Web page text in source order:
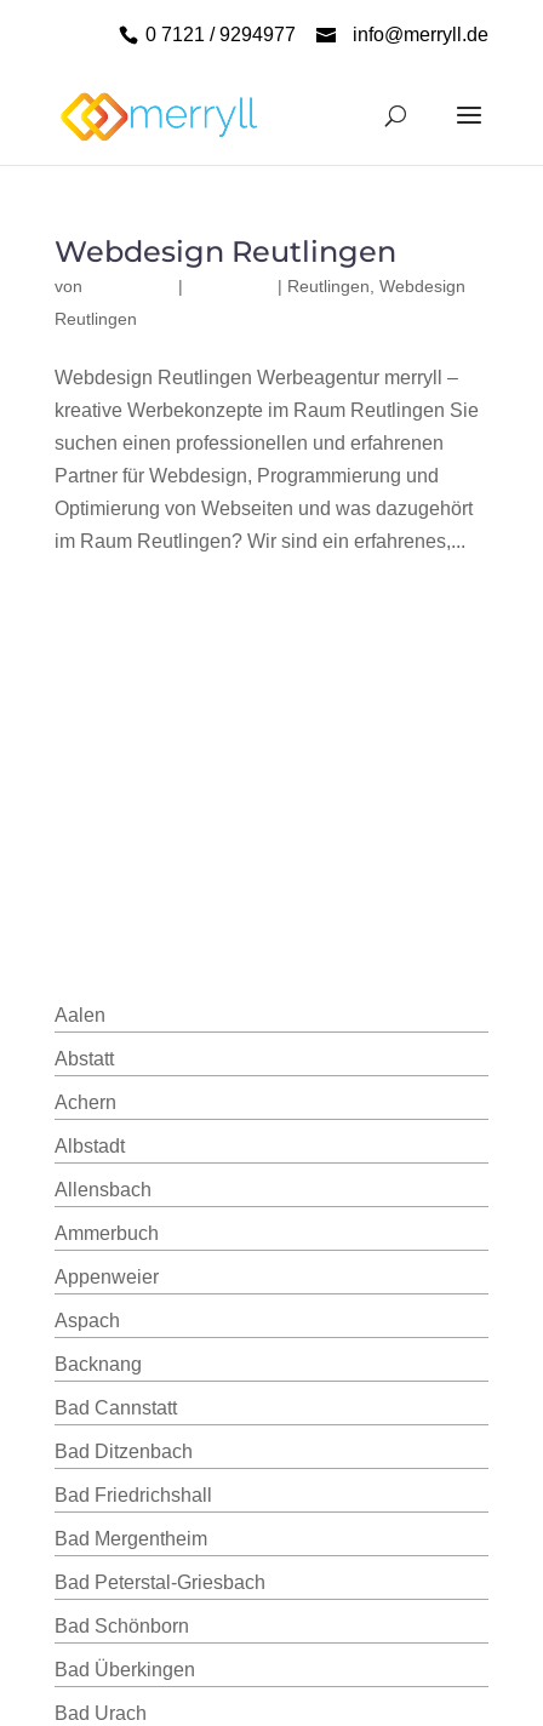
0 7121 / 9294977 info@merryll.de
Webdesign Reutlingen
von | | Reutlingen Webdesign
Reutlingen
Webdesign Reutlingen Werbeagentur merryll –
kreative Werbekonzepte im Raum Reutlingen Sie
suchen einen professionellen und erfahrenen
Partner für Webdesign, Programmierung und
Optimierung von Webseiten und was dazugehört
im Raum Reutlingen? Wir sind ein erfahrenes,...
Aalen
Abstatt
Achern
Albstadt
Allensbach
Ammerbuch
Appenweier
Aspach
Backnang
Bad Cannstatt
Bad Ditzenbach
Bad Friedrichshall
Bad Mergentheim
Bad Peterstal-Griesbach
Bad Schönborn
Bad Überkingen
Bad Urach